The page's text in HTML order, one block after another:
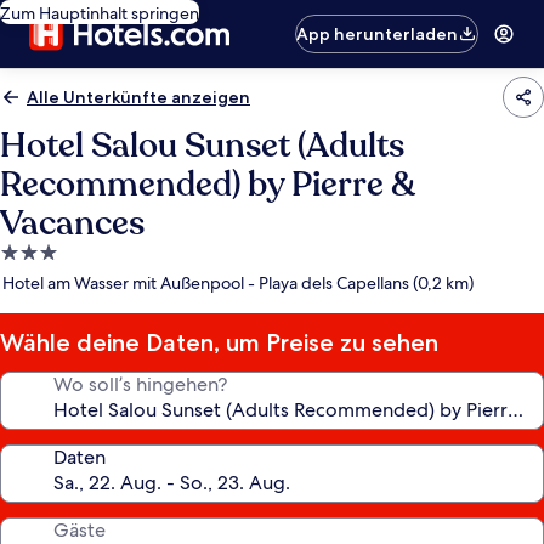
Zum Hauptinhalt springen
App herunterladen
Alle Unterkünfte anzeigen
Hotel Salou Sunset (Adults
Recommended) by Pierre &
Vacances
3.0-
Sterne-
Hotel am Wasser mit Außenpool - Playa dels Capellans (0,2 km)
Wähle deine Daten, um Preise zu sehen
Wo soll’s hingehen?
Daten
Gäste